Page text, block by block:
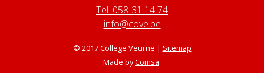
Tel. 058-31 14 74
info@cove.be
© 2017 College Veurne | Sitemap
Made byComsa.